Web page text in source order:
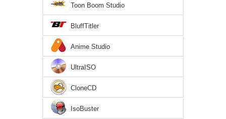
Toon Boom Studio
BluffTitler
Anime Studio
UltraISO
CloneCD
IsoBuster